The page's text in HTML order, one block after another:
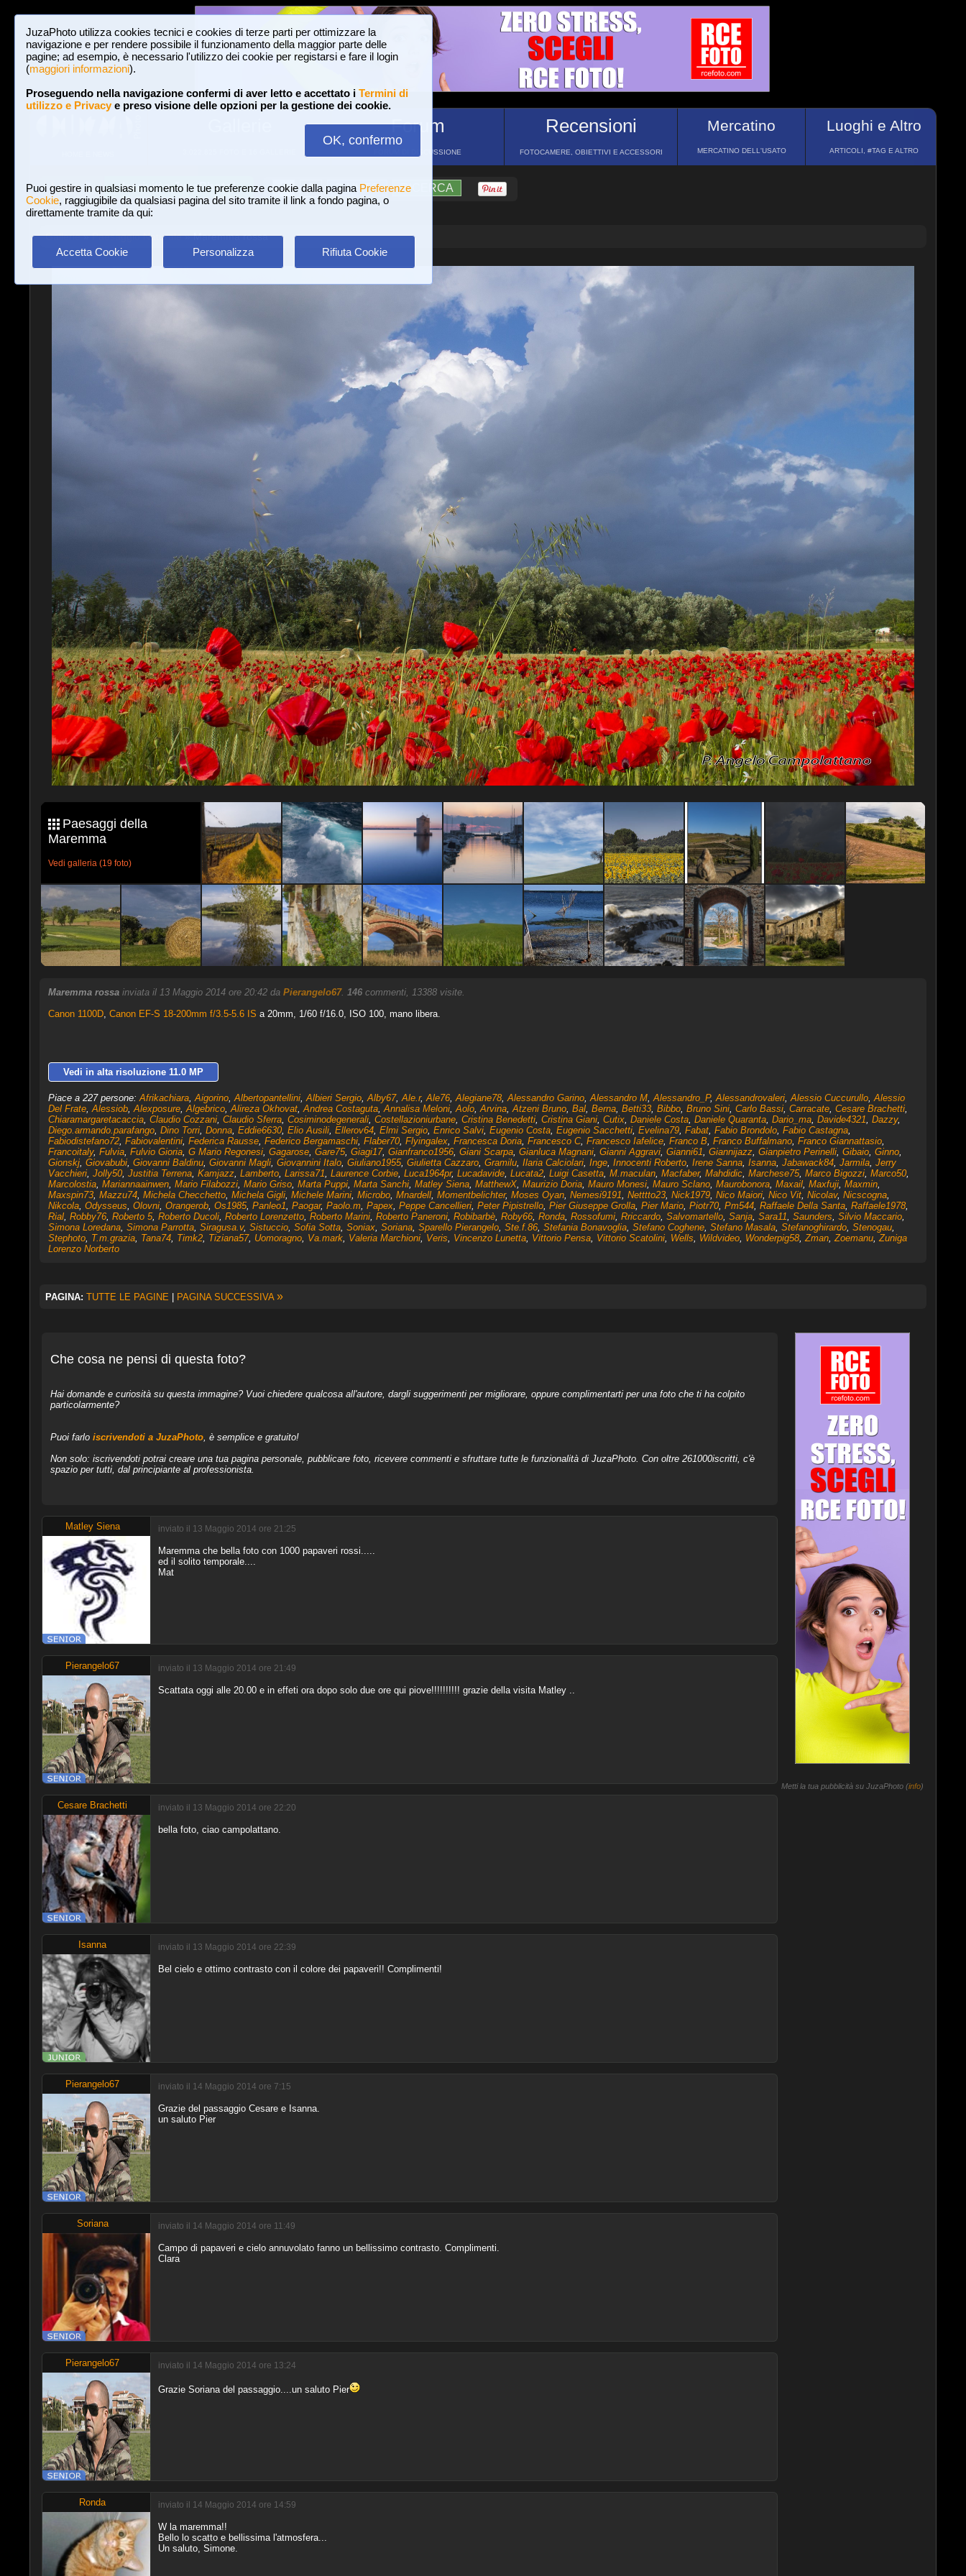
JuzaPhoto utilizza cookies tecnici e cookies di terze parti per ottimizzare la
navigazione e per rendere possibile il funzionamento della maggior parte delle
pagine; ad esempio, è necessario l'utilizzo dei cookie per registarsi e fare il login
(maggiori informazioni).
Proseguendo nella navigazione confermi di aver letto e accettato i Termini di
utilizzo e Privacye preso visione delle opzioni per la gestione dei cookie.
OK, confermo
Puoi gestire in qualsiasi momento le tue preferenze cookie dalla pagina Preferenze
Cookie, raggiugibile da qualsiasi pagina del sito tramite il link a fondo pagina, o
direttamente tramite da qui:
Accetta Cookie Personalizza Rifiuta Cookie
Forum
FORUM DI DISCUSSIONE
Recensioni
FOTOCAMERE, OBIETTIVI E ACCESSORI
Mercatino
MERCATINO DELL'USATO
Luoghi e Altro
ARTICOLI, #TAG E ALTRO
Login Iscriviti a JuzaPhoto! A A ?AIUTO RICERCA
Gallerie»Paesaggio Naturale» Maremma rossa
Paesaggi della
Maremma
Vedi galleria (19 foto)
Maremma rossa inviata il 13 Maggio 2014 ore 20:42 da Pierangelo67. 146commenti, 13388 visite.
Canon 1100D, Canon EF-S 18-200mm f/3.5-5.6 IS a 20mm, 1/60 f/16.0, ISO 100, mano libera.
Vedi in alta risoluzione 11.0 MP
Piace a 227 persone:Afrikachiara,Aigorino,Albertopantellini,Albieri Sergio,Alby67,Ale.r,Ale76,Alegiane78,Alessandro Garino,Alessandro M,Alessandro_P,Alessandrovaleri,Alessio Cuccurullo,Alessio
Del Frate,Alessiob,Alexposure,Algebrico,Alireza Okhovat,Andrea Costaguta,Annalisa Meloni,Aolo,Arvina,Atzeni Bruno, Bal, Berna, Betti33, Bibbo, Bruno Sini, Carlo Bassi, Carracate, Cesare Brachetti,
Chiaramargaretacaccia, Claudio Cozzani, Claudio Sferra, Cosiminodegenerali, Costellazioniurbane, Cristina Benedetti, Cristina Giani, Cutix, Daniele Costa, Daniele Quaranta, Dario_ma, Davide4321, Dazzy,
Diego.armando.parafango, Dino Torri, Donna, Eddie6630, Elio Ausili, Ellerov64, Elmi Sergio, Enrico Salvi, Eugenio Costa, Eugenio Sacchetti, Evelina79, Fabat, Fabio Brondolo, Fabio Castagna,
Fabiodistefano72, Fabiovalentini, Federica Rausse, Federico Bergamaschi, Flaber70, Flyingalex, Francesca Doria, Francesco C, Francesco Iafelice, Franco B, Franco Buffalmano, Franco Giannattasio,
Francoitaly, Fulvia, Fulvio Gioria, G Mario Regonesi, Gagarose, Gare75, Giagi17, Gianfranco1956, Giani Scarpa, Gianluca Magnani, Gianni Aggravi, Gianni61, Giannijazz, Gianpietro Perinelli, Gibaio, Ginno,
Gionskj, Giovabubi, Giovanni Baldinu, Giovanni Magli, Giovannini Italo, Giuliano1955, Giulietta Cazzaro, Gramilu, Ilaria Calciolari, Inge, Innocenti Roberto, Irene Sanna, Isanna, Jabawack84, Jarmila, Jerry
Vacchieri, Jolly50, Justitia Terrena, Kamjazz, Lamberto, Larissa71, Laurence Corbie, Luca1964pr, Lucadavide, Lucata2, Luigi Casetta, M.maculan, Macfaber, Mahdidic, Marchese75, Marco Bigozzi, Marco50,
Marcolostia, Mariannaainwen, Mario Filabozzi, Mario Griso, Marta Puppi, Marta Sanchi, Matley Siena, MatthewX, Maurizio Doria, Mauro Monesi, Mauro Sclano, Maurobonora, Maxail, Maxfuji, Maxmin,
Maxspin73, Mazzu74, Michela Checchetto, Michela Gigli, Michele Marini, Microbo, Mnardell, Momentbelichter, Moses Oyan, Nemesi9191, Netttto23, Nick1979, Nico Maiori, Nico Vit, Nicolav, Nicscogna,
Nikcola, Odysseus, Olovni, Orangerob, Os1985, Panleo1, Paogar, Paolo.m, Papex, Peppe Cancellieri, Peter Pipistrello, Pier Giuseppe Grolla, Pier Mario, Piotr70, Pm544, Raffaele Della Santa, Raffaele1978,
Rial, Robby76, Roberto 5, Roberto Ducoli, Roberto Lorenzetto, Roberto Marini, Roberto Paneroni, Robibarbè, Roby66, Ronda, Rossofumi, Rriccardo, Salvomartello, Sanja, Sara11, Saunders, Silvio Maccario,
Simona Loredana, Simona Parrotta, Siragusa.v, Sistuccio, Sofia Sotta, Soniax, Soriana, Sparello Pierangelo, Ste.f.86, Stefania Bonavoglia, Stefano Coghene, Stefano Masala, Stefanoghirardo, Stenogau,
Stephoto, T.m.grazia, Tana74, Timk2, Tiziana57, Uomoragno, Va.mark, Valeria Marchioni, Veris, Vincenzo Lunetta, Vittorio Pensa, Vittorio Scatolini, Wells, Wildvideo, Wonderpig58,Zman,Zoemanu,Zuniga
Lorenzo Norberto
PAGINA: TUTTE LE PAGINE PAGINA SUCCESSIVA »
Che cosa ne pensi di questa foto?
Hai domande e curiosità su questa immagine? Vuoi chiedere qualcosa all'autore, dargli suggerimenti per migliorare, oppure complimentarti per una foto che ti ha colpito
particolarmente?
Puoi farlo iscrivendoti a JuzaPhoto, è semplice e gratuito!
Non solo: iscrivendoti potrai creare una tua pagina personale, pubblicare foto, ricevere commenti e sfruttare tutte le funzionalità di JuzaPhoto. Con oltre 261000iscritti, c'è
spazio per tutti, dal principiante al professionista.
Matley Siena inviato il 13 Maggio 2014 ore 21:25
Maremma che bella foto con 1000 papaveri rossi.....
ed il solito temporale....
Mat
Pierangelo67 inviato il 13 Maggio 2014 ore 21:49
Scattata oggi alle 20.00 e in effeti ora dopo solo due ore qui piove!!!!!!!!!! grazie della visita Matley ..
Cesare Brachetti inviato il 13 Maggio 2014 ore 22:20
bella foto, ciao campolattano.
Isanna inviato il 13 Maggio 2014 ore 22:39
Bel cielo e ottimo contrasto con il colore dei papaveri!! Complimenti!
Pierangelo67 inviato il 14 Maggio 2014 ore 7:15
Grazie del passaggio Cesare e Isanna.
un saluto Pier
Soriana inviato il 14 Maggio 2014 ore 11:49
Campo di papaveri e cielo annuvolato fanno un bellissimo contrasto. Complimenti.
Clara
Pierangelo67 inviato il 14 Maggio 2014 ore 13:24
Grazie Soriana del passaggio....un saluto Pier
Ronda inviato il 14 Maggio 2014 ore 14:59
W la maremma!!
Bello lo scatto e bellissima l'atmosfera...
Un saluto, Simone.
Metti la tua pubblicità su JuzaPhoto (info)